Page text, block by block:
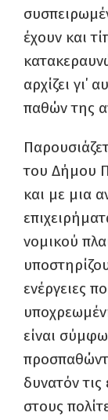
έχουν και
αρχίζει
παθών της
του Δήμου
και με μια
νομικού
ενέργειες
είναι
δυνατόν
στους